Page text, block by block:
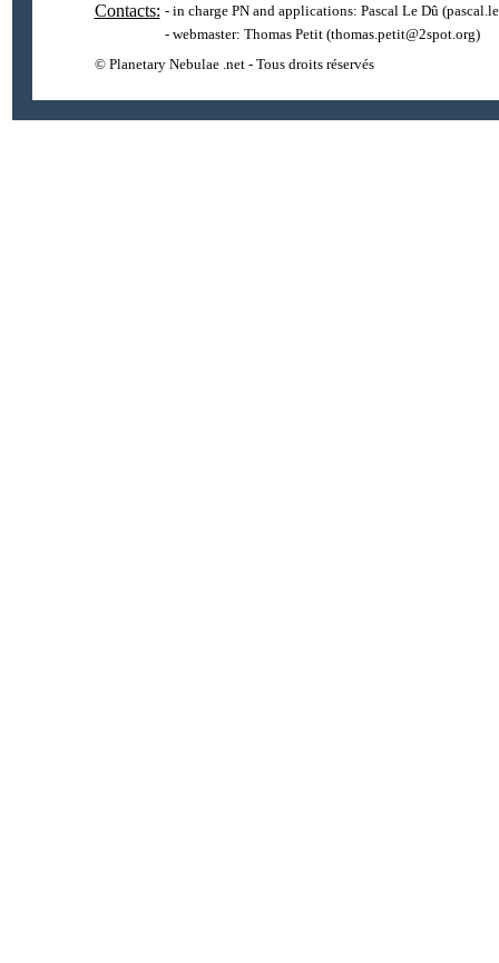
Contacts: - in charge PN and applications: Pascal Le Dû
- webmaster: Thomas Petit(thomas.petit@2spot.org)
© Planetary Nebulae .net - Tous droits réservés